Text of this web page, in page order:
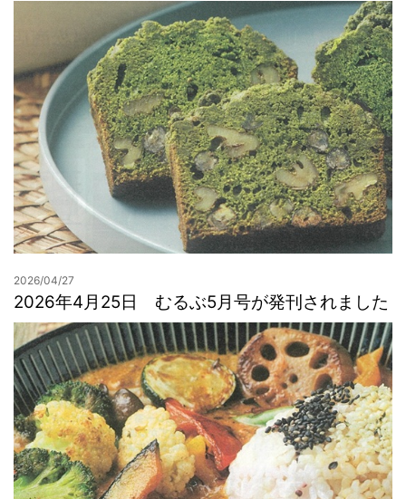
2026/04/27
2026年4月25日 むるぶ5月号が発刊されました